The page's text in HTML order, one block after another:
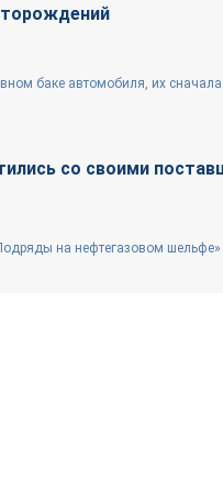
баке автомобиля, их
со своими
на нефтегазовом шельфе»